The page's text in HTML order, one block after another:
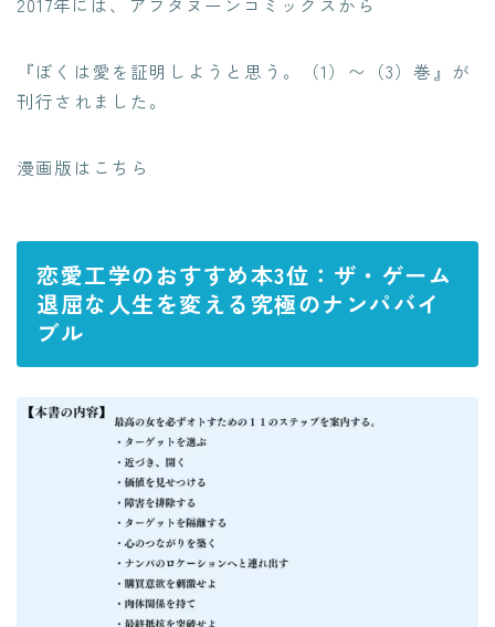
『ぼくは愛を証明しようと思う。（1）〜（3）巻』が
刊行されました。
漫画版はこちら
恋愛工学のおすすめ本3位：ザ・ゲーム
退屈な人生を変える究極のナンパバイ
ブル